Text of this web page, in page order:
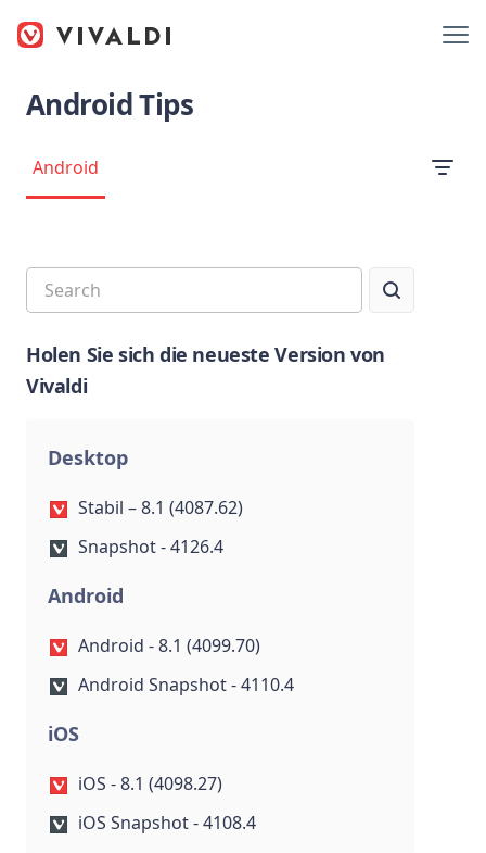
Android Tips
Android
Holen Sie sich die neueste Version von
Vivaldi
Desktop
Stabil – 8.1 (4087.62)
Snapshot - 4126.4
Android
Android - 8.1 (4099.70)
Android Snapshot - 4110.4
iOS
iOS - 8.1 (4098.27)
iOS Snapshot - 4108.4